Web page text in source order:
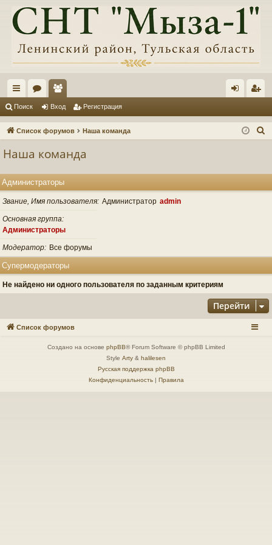
с
ы ум
ол
ьз
ел
и
д ис
Поиск Вход Регистрация
Список форумов Наша команда
Наша команда
Администраторы
Звание, Имя пользователя Администратор admin
Основная группа
Администраторы
Модератор Все форумы
Супермодераторы
Не найдено ни одного пользователя по заданным критериям
Перейти
Список форумов
Создано на основе phpBB® Forum Software © phpBB Limited
Style Arty & halilesen
Русская поддержка phpBB
Конфиденциальность| Правила